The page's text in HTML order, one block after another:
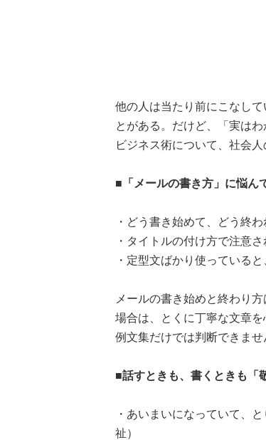
他の人は当たり前にこなし
とがある。だけど、「実は
ビジネス術について、社会
■「メールの書き方」に悩ん
・どう書き始めて、どう終
・タイトルの付け方で注意
・定型文ばかり使っている
メールの書き始めと終わり
場合は、とくに丁寧な文章
例文集だけでは判断できませ
■話すときも、書くときも「
・あいまいになっていて、
祉）